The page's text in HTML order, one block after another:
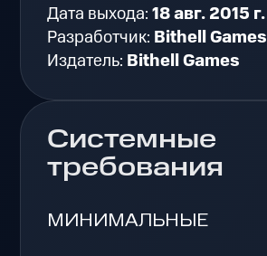
Дата выхода:18 авг. 2015 г.
Разработчик: Bithell Games
Издатель: Bithell Games
Системные
требования
МИНИМАЛЬНЫЕ